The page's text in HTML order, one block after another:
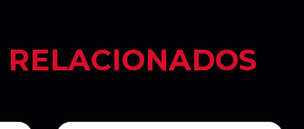
RELACIONADOS